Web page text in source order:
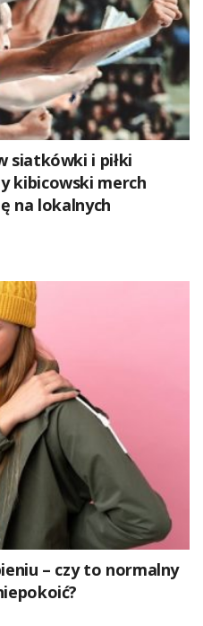
siatkówki i piłki
kibicowski merch
na lokalnych
– czy to normalny